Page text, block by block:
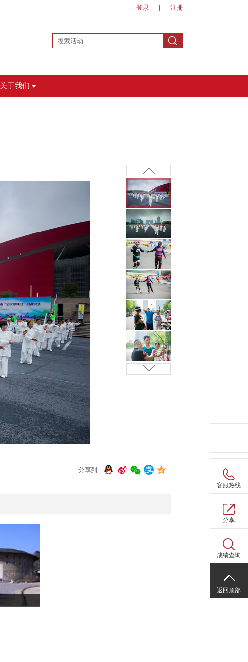
登录 注册
关于我们
分享到:
购物车(
客服热线
分享
成绩查询
返回顶部